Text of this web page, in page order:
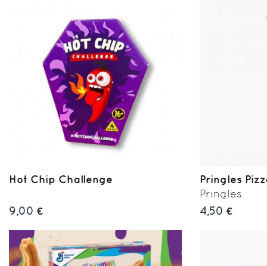
Hot Chip Challenge
9,00 €
Pringles
Pringles
4,50 €